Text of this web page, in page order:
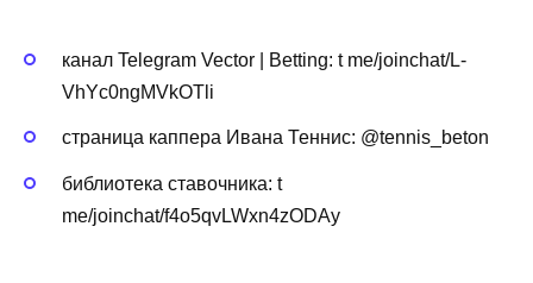
канал Telegram Vector | Betting: t me/joinchat/L-
VhYc0ngMVkOTli
страница каппера Ивана Теннис: @tennis_beton
библиотека ставочника: t
me/joinchat/f4o5qvLWxn4zODAy